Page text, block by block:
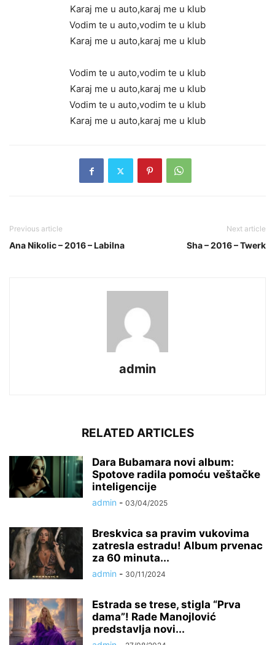
Karaj me u auto,karaj me u klub
Vodim te u auto,vodim te u klub
Karaj me u auto,karaj me u klub
Vodim te u auto,vodim te u klub
Karaj me u auto,karaj me u klub
Vodim te u auto,vodim te u klub
Karaj me u auto,karaj me u klub
Previous article
Ana Nikolic – 2016 – Labilna
Next article
Sha – 2016 – Twerk
admin
RELATED ARTICLES
Dara Bubamara novi album:
Spotove radila pomoću veštačke
inteligencije
admin - 03/04/2025
Breskvica sa pravim vukovima
zatresla estradu! Album prvenac
za 60 minuta...
admin - 30/11/2024
Estrada se trese, stigla “Prva
dama”! Rade Manojlović
predstavlja novi...